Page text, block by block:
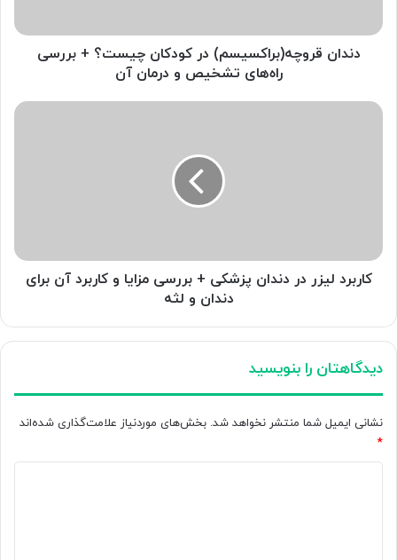
تشخیص
دندان قروچه(براکسیسم) در کودکان چیست؟ + بررسی
راه‌های تشخیص و درمان آن
کاربرد
و
کاربرد
دندان
لثه
کاربرد لیزر در دندان پزشکی + بررسی مزایا و کاربرد آن برای
دندان و لثه
دیدگاهتان را بنویسید
نشانی ایمیل شما منتشر نخواهد شد. بخش‌های موردنیاز علامت‌گذاری شده‌اند
*